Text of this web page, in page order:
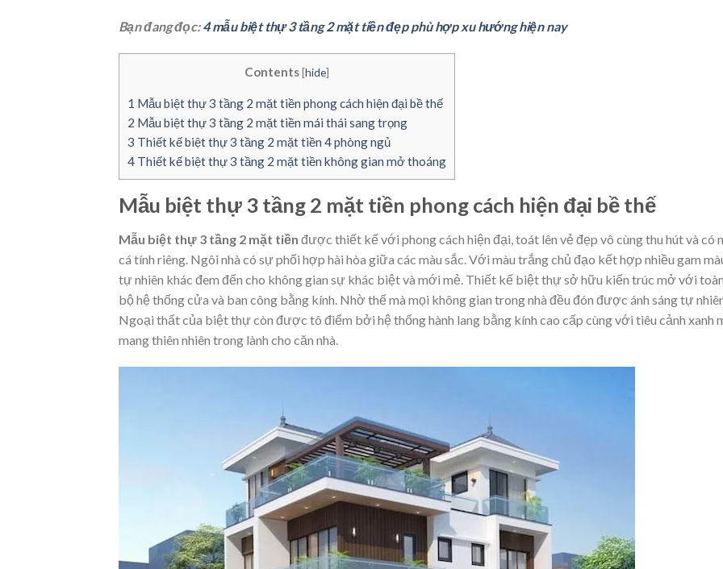
Bạn đang đọc:4 mẫu biệt thự 3 tầng 2 mặt tiền đẹp phù hợp xu hướng hiện nay
Contents[hide]
1 Mẫu biệt thự 3 tầng 2 mặt tiền phong cách hiện đại bề thế
2 Mẫu biệt thự 3 tầng 2 mặt tiền mái thái sang trọng
3 Thiết kế biệt thự 3 tầng 2 mặt tiền 4 phòng ngủ
4 Thiết kế biệt thự 3 tầng 2 mặt tiền không gian mở thoáng
Mẫu biệt thự 3 tầng 2 mặt tiền phong cách hiện đại bề thế
Mẫu biệt thự 3 tầng 2 mặt tiền được thiết kế với phong cách hiện đại, toát lên vẻ đẹp vô cùng thu hút và có
cá tính riêng. Ngôi nhà có sự phối hợp hài hòa giữa các màu sắc. Với màu trắng chủ đạo kết hợp nhiều gam
tự nhiên khác đem đến cho không gian sự khác biệt và mới mẻ. Thiết kế biệt thự sở hữu kiến trúc mở với
bộ hệ thống cửa và ban công bằng kính. Nhờ thế mà mọi không gian trong nhà đều đón được ánh sáng tự
Ngoại thất của biệt thự còn được tô điểm bởi hệ thống hành lang bằng kính cao cấp cùng với tiêu cảnh xanh
mang thiên nhiên trong lành cho căn nhà.